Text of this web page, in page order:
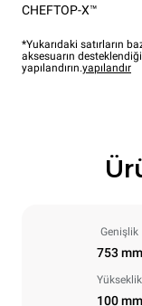
CHEFTOP-X™
*Yukarıdaki satırların
aksesuarın
yapılandırın.yapılandır
Genişlik
753 mm
Yükseklik
100 mm